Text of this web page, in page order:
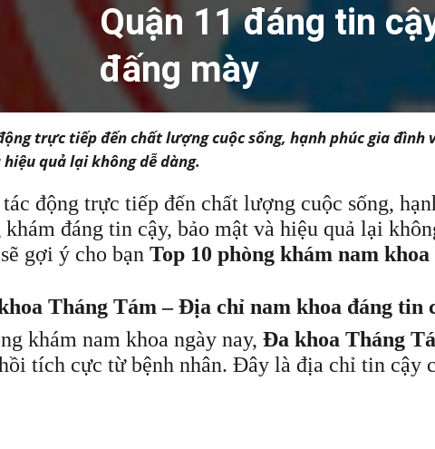
Quận 11 đáng tin
đấng mày
trực tiếp đến chất lượng cuộc sống, hạnh phúc gia
quả lại không dễ dàng.
động trực tiếp đến chất lượng cuộc sống,
đáng tin cậy, bảo mật và hiệu quả lại
gợi ý cho bạn Top 10 phòng khám nam khoa
Tháng Tám – Địa chỉ nam khoa đáng tin
khám nam khoa ngày nay, Đa khoa Tháng
tích cực từ bệnh nhân. Đây là địa chỉ tin cậy